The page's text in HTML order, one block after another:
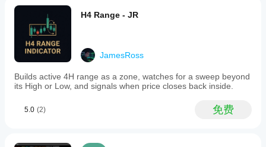
H4 Range - JR
JamesRoss
Builds active 4H range as a zone, watches for a sweep beyond
its High or Low, and signals when price closes back inside.
5.0 (2) 免费